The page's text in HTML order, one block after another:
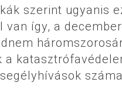
szerint ugyanis
van így, a
a